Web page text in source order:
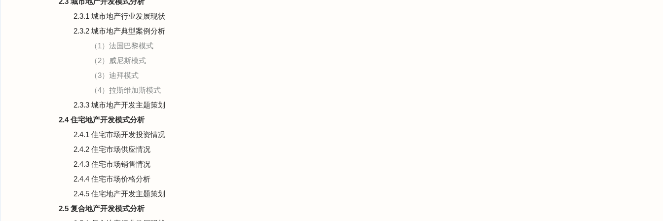
2.3.1 城市地产行业发展现状
2.3.2 城市地产典型案例分析
（1）法国巴黎模式
（2）威尼斯模式
（3）迪拜模式
（4）拉斯维加斯模式
2.3.3 城市地产开发主题策划
2.4 住宅地产开发模式分析
2.4.1 住宅市场开发投资情况
2.4.2 住宅市场供应情况
2.4.3 住宅市场销售情况
2.4.4 住宅市场价格分析
2.4.5 住宅地产开发主题策划
2.5 复合地产开发模式分析